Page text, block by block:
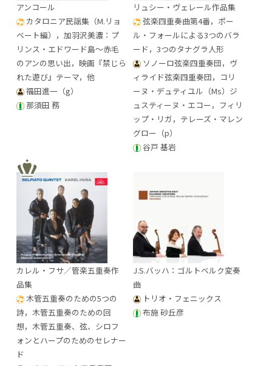
アンコール
カタロニア民謡集（M.リョ
ベート編），加羽沢美濃：プ
リンス・エドワード島～赤毛
のアンの思い出，映画『禁じら
れた遊び』テーマ，他
福田進一（g）
那須田 務
リュシー・ヴェレール作品集
弦楽四重奏曲第4番，ポー
ル・フォールによる3つのバラ
ード，3つのタナグラ人形
ソノーロ弦楽四重奏団，ヴ
ィライド弦楽四重奏団，コリ
ーヌ・デュティユル（Ms）ジ
ュスティーヌ・エコー，フィリ
ップ・リガ，テレーズ・マレン
グロー（p）
谷戸 基岩
カレル・フサ／管楽五重奏作
品集
木管五重奏のための5つの
詩，木管五重奏のための回
想，木管五重奏、弦、シロフ
ォンとハープのためのセレナー
ド
J.S.バッハ：ゴルトベルク変奏
曲
トリオ・フェニックス
布施 砂丘彦